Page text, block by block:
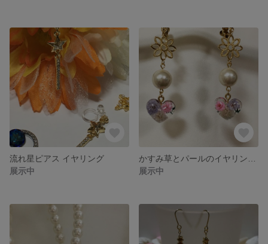
流れ星ピアス イヤリング
展示中
展示中